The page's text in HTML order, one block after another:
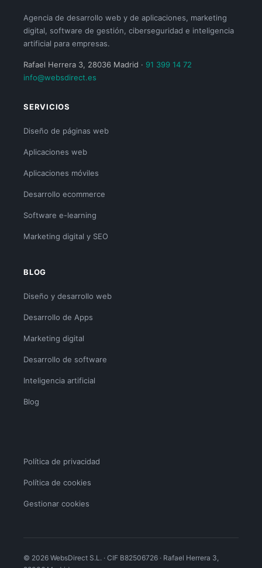
Agencia de desarrollo web y de aplicaciones, marketing
digital, software de gestión, ciberseguridad e inteligencia
artificial para empresas.
Rafael Herrera 3, 28036 Madrid · 91 399 14 72
info@websdirect.es
SERVICIOS
Diseño de páginas web
Aplicaciones web
Aplicaciones móviles
Desarrollo ecommerce
Software e-learning
Marketing digital y SEO
BLOG
Diseño y desarrollo web
Desarrollo de Apps
Marketing digital
Desarrollo de software
Inteligencia artificial
Blog
Política de privacidad
Política de cookies
Gestionar cookies
© 2026 WebsDirect S.L. · CIF B82506726 · Rafael Herrera 3,